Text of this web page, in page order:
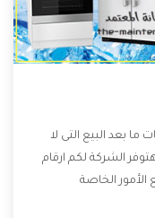
بعد البيع التى لا
الشركة لكم ارقام
الخاصة